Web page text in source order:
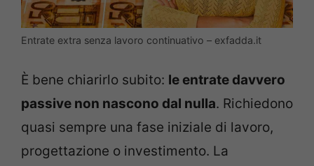
Entrate extra senza lavoro continuativo – exfadda.it
È bene chiarirlo subito: le entrate davvero
passive non nascono dal nulla. Richiedono
quasi sempre una fase iniziale di lavoro,
progettazione o investimento. La